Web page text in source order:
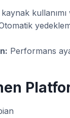
Performans